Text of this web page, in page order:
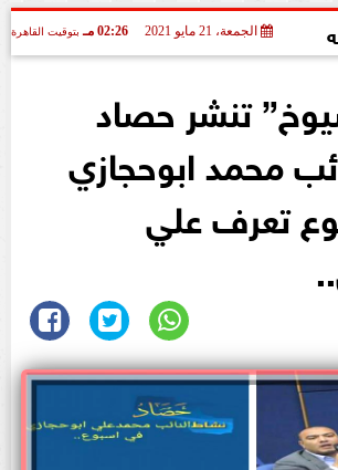
الجمعة، 21 مايو 2021 02:26 مـ بتوقيت القاهرة
تنشر حصاد
محمد ابوحجازي
تعرف علي